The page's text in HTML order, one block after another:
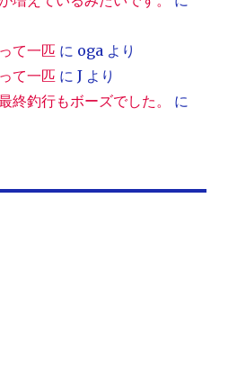
て一匹 に oga より
て一匹 にJ より
終釣行もボーズでした。
に